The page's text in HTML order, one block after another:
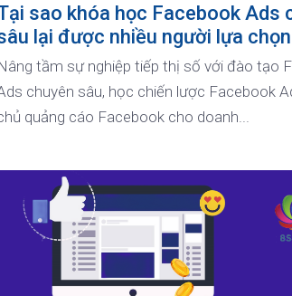
sao khóa học Facebook Ads
lại được nhiều người lựa
tầm sự nghiệp tiếp thị số với đào tạo
chuyên sâu, học chiến lược Facebook
quảng cáo Facebook cho doanh...